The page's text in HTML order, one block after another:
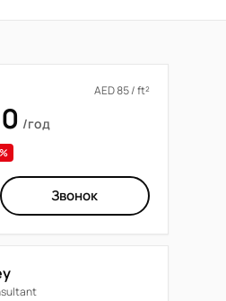
AED 85 / ft²
/год
Звонок